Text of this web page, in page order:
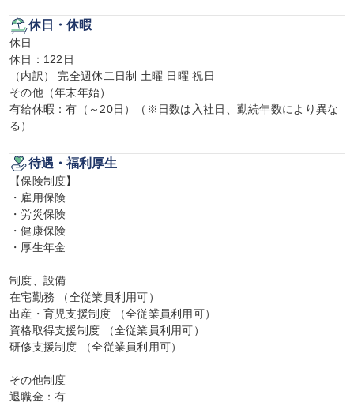
休日・休暇
休日
休日：122日
（内訳） 完全週休二日制 土曜 日曜 祝日
その他（年末年始）
有給休暇：有（～20日）（※日数は入社日、勤続年数により異な
る）
待遇・福利厚生
【保険制度】
・雇用保険
・労災保険
・健康保険
・厚生年金
制度、設備
在宅勤務 （全従業員利用可）
出産・育児支援制度 （全従業員利用可）
資格取得支援制度 （全従業員利用可）
研修支援制度 （全従業員利用可）
その他制度
退職金：有